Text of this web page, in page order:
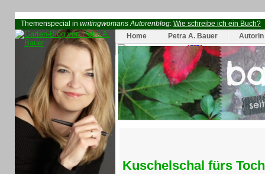
Themenspecial in writingwomans Autorenblog: Wie schreibe ich ein Buch?
Home
Petra A. Bauer Autorin
Kuschelschal fürs